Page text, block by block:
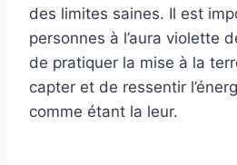
des limites saines. Il est
personnes à l’aura violette
de pratiquer la mise à la
capter et de ressentir
comme étant la leur.